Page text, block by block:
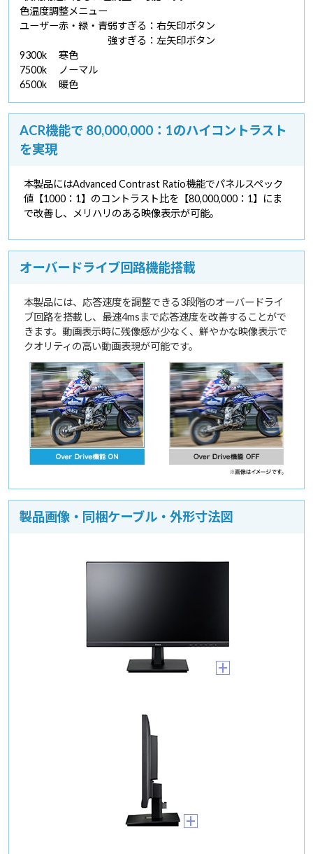
色温度調整メニュー
ユーザー赤・緑・青弱すぎる：右矢印ボタン
強すぎる：左矢印ボタン
9300k
寒色
7500k
ノーマル
6500k
暖色
ACR機能で 80,000,000：1のハイコントラスト
を実現
本製品にはAdvanced Contrast Ratio機能でパネルスペック
値【1000：1】のコントラスト比を【80,000,000：1】にま
で改善し、メリハリのある映像表示が可能。
オーバードライブ回路機能搭載
本製品には、応答速度を調整できる3段階のオーバードライ
ブ回路を搭載し、最速4msまで応答速度を改善することがで
きます。動画表示時に残像感が少なく、鮮やかな映像表示で
クオリティの高い動画表現が可能です。
製品画像・同梱ケーブル・外形寸法図